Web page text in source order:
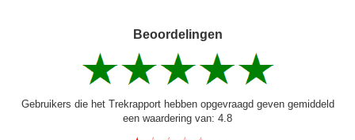
Beoordelingen
Gebruikers die het Trekrapport hebben opgevraagd geven gemiddeld
een waardering van: 4.8